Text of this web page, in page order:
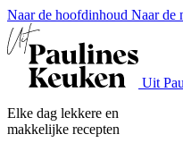
Naar de hoofdinhoud Naar de
Uit
Elke dag lekkere en
makkelijke recepten